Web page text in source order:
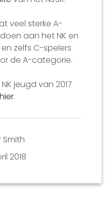
veel sterke A-
aan het NK en
zelfs C-spelers
de A-categorie.
jeugd van 2017
hier.
Smith
2018